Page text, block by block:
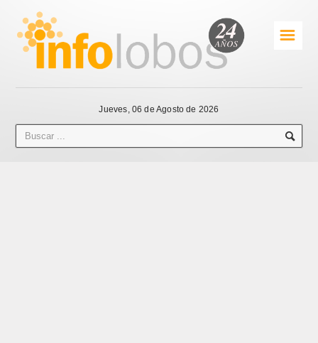
☰
Jueves, 06 de Agosto de 2026